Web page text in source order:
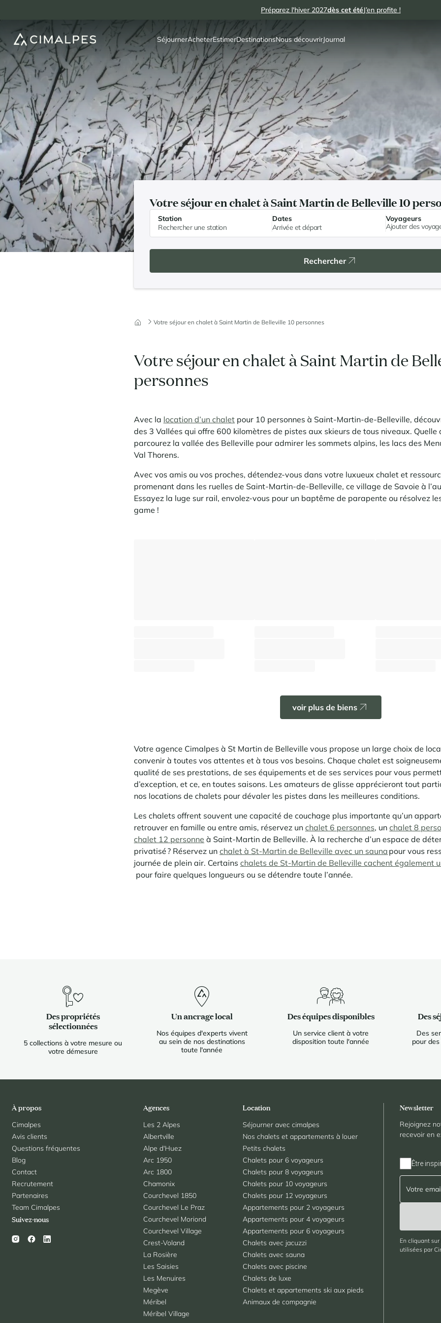
Préparez l'hiver 2027dès cet étéJ’en profite !
SéjournerAcheterEstimerDestinationsNous découvrirJournal
Votre séjour en chalet à Saint Martin de Belleville 10
Station Dates
Voyageurs
Ajouter des
Rechercher
Votre séjour en chalet à Saint Martin de Belleville 10 personnes
Votre séjour en chalet à Saint Martin de
personnes
Avec la location d’un chalet pour 10 personnes à Saint-Martin-de-Belleville,
des 3 Vallées qui offre 600 kilomètres de pistes aux skieurs de tous niveaux. Quelle
parcourez la vallée des Belleville pour admirer les sommets alpins, les lacs des
Val Thorens.
Avec vos amis ou vos proches, détendez-vous dans votre luxueux chalet et
promenant dans les ruelles de Saint-Martin-de-Belleville, ce village de Savoie à
Essayez la luge sur rail, envolez-vous pour un baptême de parapente ou résolvez
game !
voir plus de biens
Votre agence Cimalpes à St Martin de Belleville vous propose un large choix de
convenir à toutes vos attentes et à tous vos besoins. Chaque chalet est
qualité de ses prestations, de ses équipements et de ses services pour vous
d’exception, et ce, en toutes saisons. Les amateurs de glisse apprécieront tout
nos locations de chalets pour dévaler les pistes dans les meilleures conditions.
Les chalets offrent souvent une capacité de couchage plus importante qu’un
retrouver en famille ou entre amis, réservez un chalet 6 personnes, un chalet 8
chalet 12 personne à Saint-Martin de Belleville. À la recherche d’un espace de
privatisé ? Réservez un chalet à St-Martin de Belleville avec un sauna pour vous
journée de plein air. Certains chalets de St-Martin de Belleville cachent également
pour faire quelques longueurs ou se détendre toute l’année.
Des propriétés
sélectionnées
5 collections à votre mesure ou
votre démesure
Un ancrage local
Nos équipes d'experts vivent
au sein de nos destinations
toute l'année
Des équipes disponibles
Un service client à votre
disposition toute l'année
Des
Des
pour
À propos
Cimalpes
Avis clients
Questions fréquentes
Blog
Contact
Recrutement
Partenaires
Team Cimalpes
Agences
Les 2 Alpes
Albertville
Alpe d'Huez
Arc 1950
Arc 1800
Chamonix
Courchevel 1850
Courchevel Le Praz
Courchevel Moriond
Courchevel Village
Crest-Voland
La Rosière
Les Saisies
Les Menuires
Megève
Méribel
Méribel Village
Location
Séjourner avec cimalpes
Nos chalets et appartements à louer
Petits chalets
Chalets pour 6 voyageurs
Chalets pour 8 voyageurs
Chalets pour 10 voyageurs
Chalets pour 12 voyageurs
Appartements pour 2 voyageurs
Appartements pour 4 voyageurs
Appartements pour 6 voyageurs
Chalets avec jacuzzi
Chalets avec sauna
Chalets avec piscine
Chalets de luxe
Chalets et appartements ski aux pieds
Animaux de compagnie
Suivez-nous
Newsletter
Rejoignez
recevoir en
Être
En cliquant sur
utilisées par